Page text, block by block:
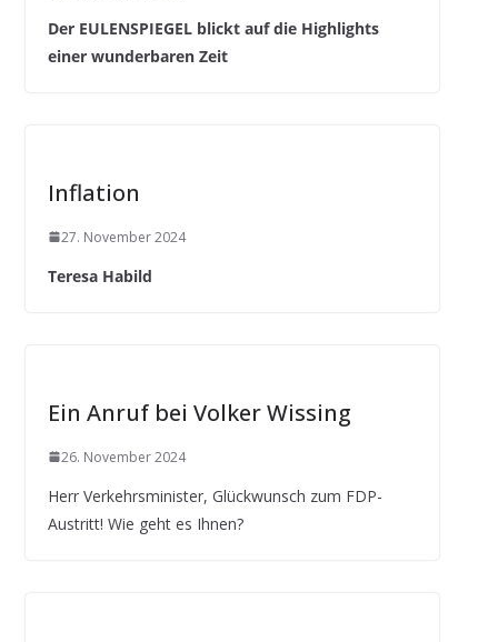
Der EULENSPIEGEL blickt auf die Highlights
einer wunderbaren Zeit
Inflation
27. November 2024
Teresa Habild
Ein Anruf bei Volker Wissing
26. November 2024
Herr Verkehrsminister, Glückwunsch zum FDP-
Austritt! Wie geht es Ihnen?